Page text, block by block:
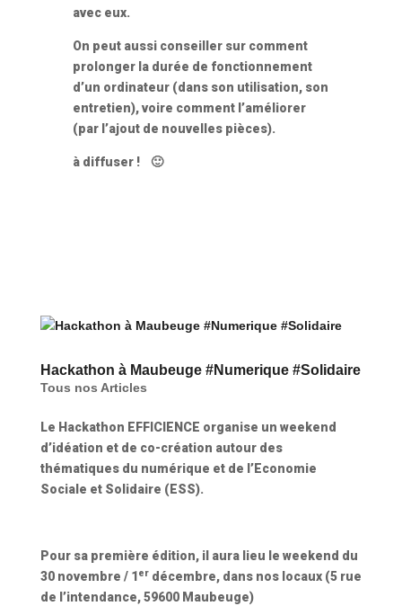
avec eux.
On peut aussi conseiller sur comment
prolonger la durée de fonctionnement
d’un ordinateur (dans son utilisation, son
entretien), voire comment l’améliorer
(par l’ajout de nouvelles pièces).
à diffuser ! 🙂
Hackathon à Maubeuge #Numerique #Solidaire
Tous nos Articles
Le Hackathon EFFICIENCE organise un weekend
d’idéation et de co-création autour des
thématiques du numérique et de l’Economie
Sociale et Solidaire (ESS).
Pour sa première édition, il aura lieu le weekend du
30 novembre / 1 erdécembre, dans nos locaux (5 rue
de l’intendance, 59600 Maubeuge)